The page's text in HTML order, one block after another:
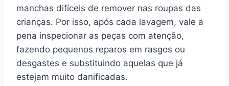
manchas difíceis de remover nas roupas das
crianças. Por isso, após cada lavagem, vale a
pena inspecionar as peças com atenção,
fazendo pequenos reparos em rasgos ou
desgastes e substituindo aquelas que já
estejam muito danificadas.